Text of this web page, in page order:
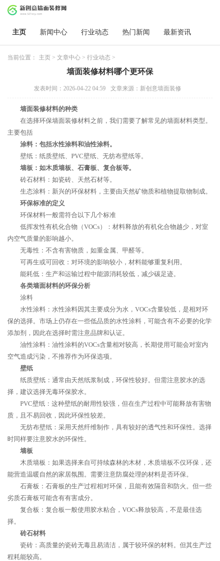
主页 新闻中心 行业动态 热门新闻 最新资讯
当前位置： 主页 > 文章中心 > 行业动态 >
墙面装修材料哪个更环保
发表时间：2026-04-22 04:59 文章来源：新创意墙面装修
墙面装修材料的种类
在选择环保墙面装修材料之前，我们需要了解常见的墙面材料类型。
主要包括
涂料：包括水性涂料和油性涂料。
壁纸：纸质壁纸、PVC壁纸、无纺布壁纸等。
墙板：如木质墙板、石膏板、复合板等。
砖石材料：如瓷砖、天然石材等。
生态涂料：新兴的环保材料，主要由天然矿物质和植物提取物制成。
环保标准的定义
环保材料一般需符合以下几个标准
低挥发性有机化合物（VOCs）：材料释放的有机化合物越少，对室
内空气质量的影响越小。
无毒性：不含有害物质，如重金属、甲醛等。
可再生或可回收：对环境的影响较小，材料能够重复利用。
能耗低：生产和运输过程中能源消耗较低，减少碳足迹。
各类墙面材料的环保分析
涂料
水性涂料：水性涂料因其主要成分为水，VOCs含量较低，是相对环
保的选择。市场上仍存在一些低品质的水性涂料，可能含有不必要的化学
添加剂，因此在选择时需注意品牌和认证。
油性涂料：油性涂料的VOCs含量相对较高，长期使用可能会对室内
空气造成污染，不推荐作为环保选项。
壁纸
纸质壁纸：通常由天然纸浆制成，环保性较好。但需注意胶水的选
择，建议选择无毒环保胶水。
PVC壁纸：这种壁纸的耐用性较强，但在生产过程中可能释放有害物
质，且不易回收，因此环保性较差。
无纺布壁纸：采用天然纤维制作，具有较好的透气性和环保性。选择
时同样要注意胶水的环保性。
墙板
木质墙板：如果选择来自可持续森林的木材，木质墙板不仅环保，还
能营造温暖自然的家居氛围。需要注意防腐处理的材料是否环保。
石膏板：石膏板的生产过程相对环保，且能有效隔音和防火。但一些
劣质石膏板可能含有有害成分。
复合板：复合板一般使用胶水粘合，VOCs释放较高，不是最佳选
择。
砖石材料
瓷砖：高质量的瓷砖无毒且易清洁，属于较环保的材料。但其生产过
程耗能较高。